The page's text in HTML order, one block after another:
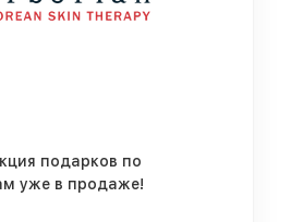
подарков по
уже в продаже!